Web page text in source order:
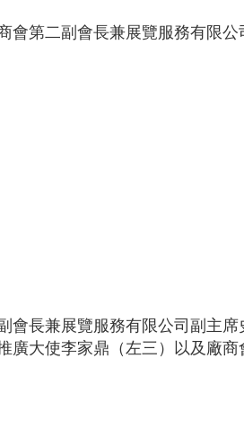
第二副會長兼展覽服務有限
長兼展覽服務有限公司副主
大使李家鼎（左三）以及廠